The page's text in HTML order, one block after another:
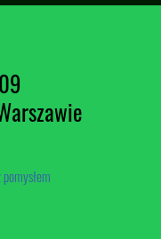
pomysłem